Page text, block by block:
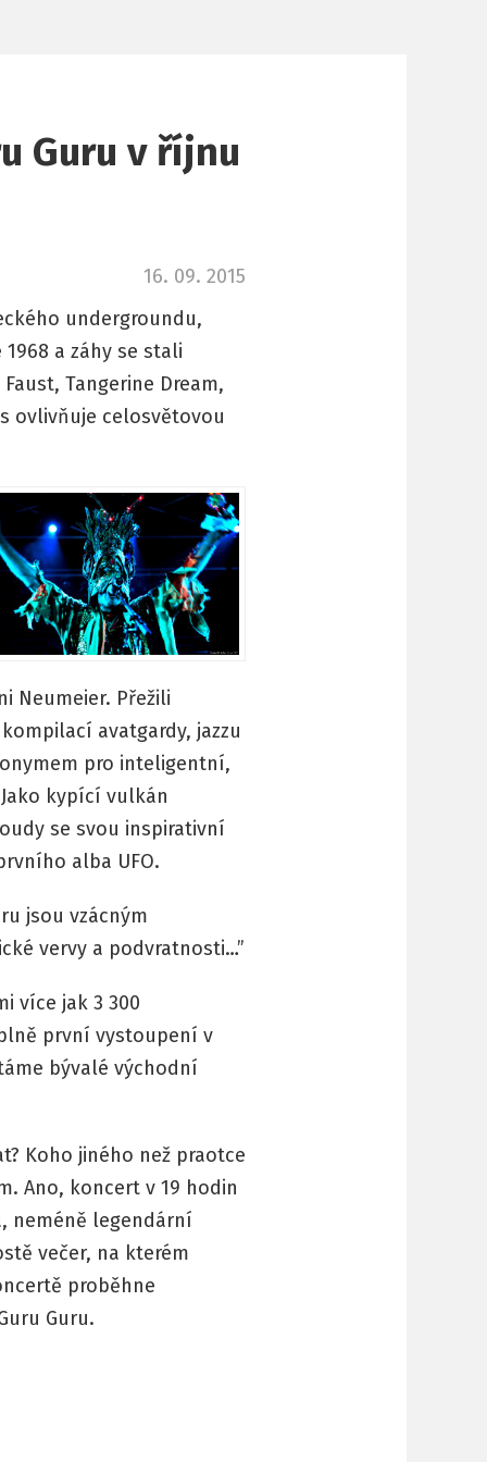
Guru v říjnu
16. 09. 2015
undergroundu,
a záhy se stali
Tangerine Dream,
ovlivňuje celosvětovou
Neumeier. Přežili
avatgardy, jazzu
pro inteligentní,
kypící vulkán
se svou inspirativní
alba UFO.
jsou vzácným
vervy a podvratnosti…”
více jak 3 300
první vystoupení v
bývalé východní
Koho jiného než praotce
Ano, koncert v 19 hodin
neméně legendární
večer, na kterém
proběhne
Guru.